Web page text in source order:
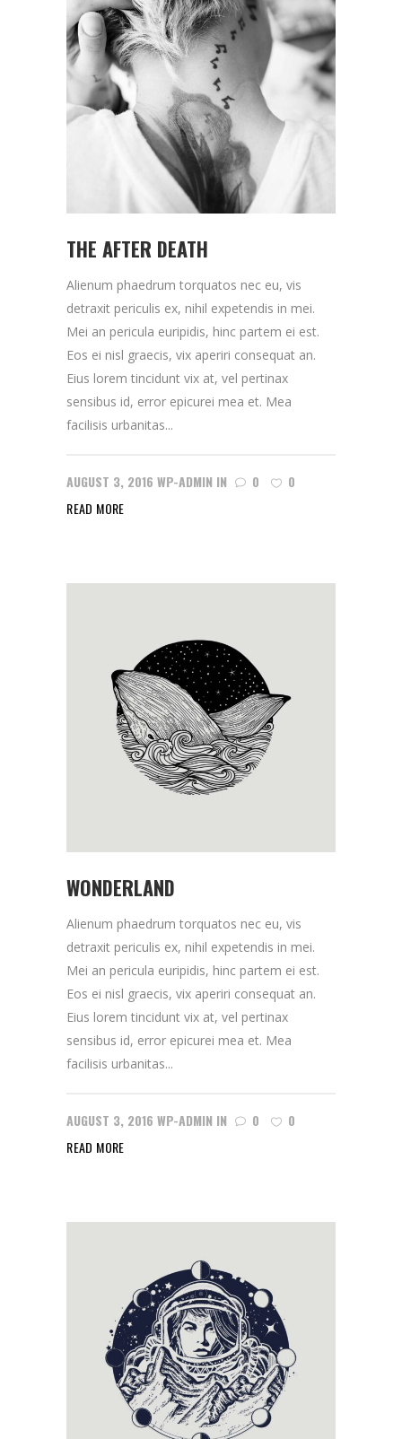
THE AFTER DEATH
Alienum phaedrum torquatos nec eu, vis
detraxit periculis ex, nihil expetendis in mei.
Mei an pericula euripidis, hinc partem ei est.
Eos ei nisl graecis, vix aperiri consequat an.
Eius lorem tincidunt vix at, vel pertinax
sensibus id, error epicurei mea et. Mea
facilisis urbanitas...
AUGUST 3, 2016 WP-ADMIN IN 0
0
READ MORE
WONDERLAND
Alienum phaedrum torquatos nec eu, vis
detraxit periculis ex, nihil expetendis in mei.
Mei an pericula euripidis, hinc partem ei est.
Eos ei nisl graecis, vix aperiri consequat an.
Eius lorem tincidunt vix at, vel pertinax
sensibus id, error epicurei mea et. Mea
facilisis urbanitas...
AUGUST 3, 2016 WP-ADMIN IN 0
0
READ MORE